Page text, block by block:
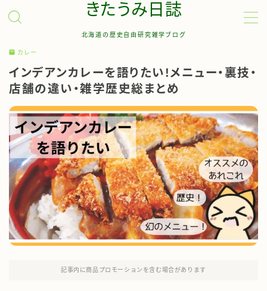
きたうみ日誌
北海道の歴史自由研究雑学ブログ
お問い合わせ
管理人について
サイトマップ
カレー
インデアンカレーを語りたい!メニュー・裏技・
店舗の違い・雑学歴史総まとめ
記事内に商品プロモーションを含む場合があります